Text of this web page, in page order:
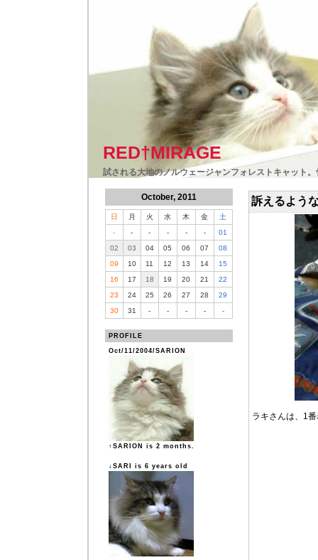
RED†MIRAGE
試される大地のノルウェージャンフォレストキャット
October, 2011
日 月 火 水 木 金
土
-
- - - - -
01
02
03 04 05 06 07
08
09
10 11 12 13 14
15
16
17 18 19 20 21
22
23
24 25 26 27 28
29
30
31 - - - - -
PROFILE
Oct/11/2004/SARION
↑SARION is 2 months.
↓SARI is 6 years old
訴えるよう
ラキさんは、1